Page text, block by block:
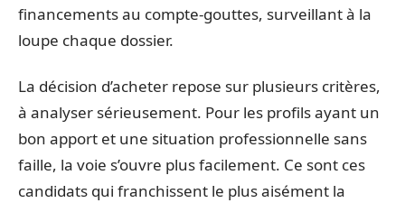
financements au compte-gouttes, surveillant à la
loupe chaque dossier.
La décision d’acheter repose sur plusieurs critères,
à analyser sérieusement. Pour les profils ayant un
bon apport et une situation professionnelle sans
faille, la voie s’ouvre plus facilement. Ce sont ces
candidats qui franchissent le plus aisément la